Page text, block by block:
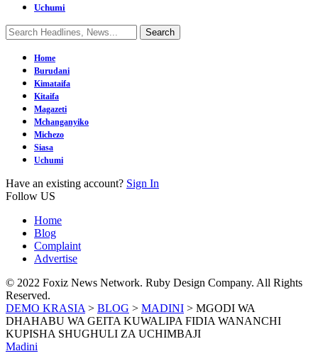
Uchumi
Home
Burudani
Kimataifa
Kitaifa
Magazeti
Mchanganyiko
Michezo
Siasa
Uchumi
Have an existing account? Sign In
Follow US
Home
Blog
Complaint
Advertise
© 2022 Foxiz News Network. Ruby Design Company. All Rights
Reserved.
DEMO KRASIA > BLOG > MADINI > MGODI WA
DHAHABU WA GEITA KUWALIPA FIDIA WANANCHI
KUPISHA SHUGHULI ZA UCHIMBAJI
Madini